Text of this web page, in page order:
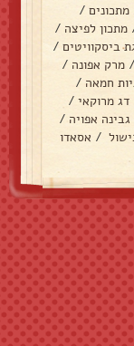
מתכונים /
מתכון לפיצה /
ביסקוויטים /
/ מרק אפונה /
חמאה /
דג מרוקאי /
אפויה /
/ אסאדו